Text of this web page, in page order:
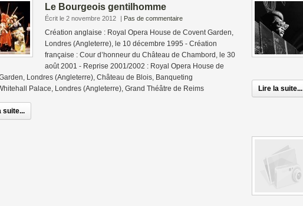
Lire la suite...
Le Bourgeois gentilhomme
Écrit le 2 novembre 2012 | Pas de commentaire
Création anglaise : Royal Opera House de Covent Garden,
Londres (Angleterre), le 10 décembre 1995 - Création
française : Cour d’honneur du Château de Chambord, le 30
août 2001 - Reprise 2001/2002 : Royal Opera House de
Londres (Angleterre), Château de Blois, Banqueting
Palace, Londres (Angleterre), Grand Théâtre de Reims
suite...